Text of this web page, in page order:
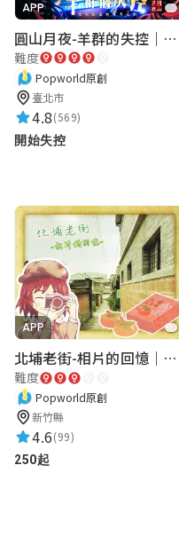
APP
圓山月夜-羊群的失控｜圓山飯店 ARG實境解謎遊戲
難度
Popworld原創
臺北市
4.8(569)
開始失控
APP
北埔老街-相片的回憶｜新竹老街城市解謎
難度
Popworld原創
新竹縣
4.6(99)
250起